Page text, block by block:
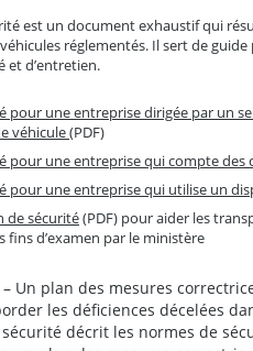
est un document exhaustif qui
réglementés. Il sert de
et d’entretien.
pour une entreprise dirigée par un
véhicule(PDF)
pour une entreprise qui compte des
pour une entreprise qui utilise un
de sécurité(PDF) pour aider les
d’examen par le ministère
Un plan des mesures
les déficiences décelées
décrit les normes de